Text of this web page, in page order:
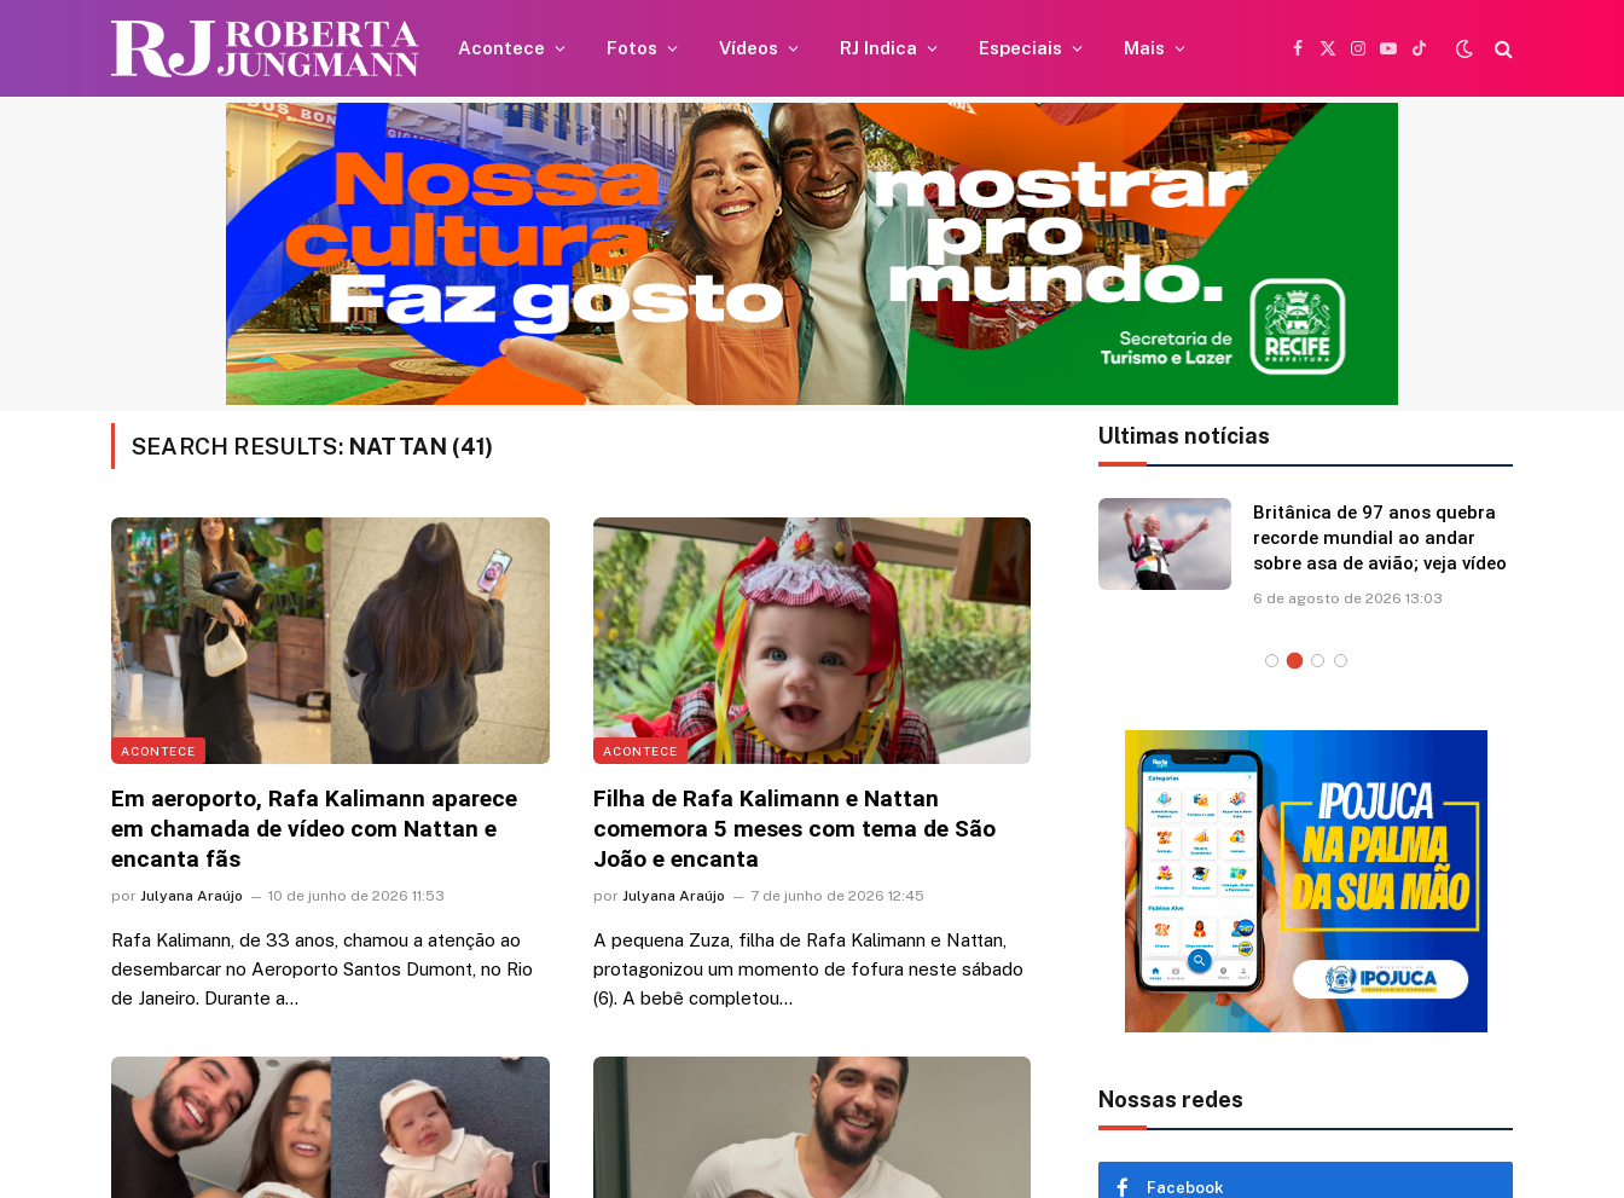
Acontece Fotos Vídeos RJ Indica Especiais Mais
Facebook
X
Instagram
YouTubeTikTok
SEARCH RESULTS: NATTAN (41)
ACONTECE
Em aeroporto, Rafa Kalimann aparece
em chamada de vídeo com Nattan e
encanta fãs
por Julyana Araújo 10 de junho de 2026 11:53
Rafa Kalimann, de 33 anos, chamou a atenção ao
desembarcar no Aeroporto Santos Dumont, no Rio
de Janeiro. Durante a…
ACONTECE
Filha de Rafa Kalimann e Nattan
comemora 5 meses com tema de São
João e encanta
por Julyana Araújo 7 de junho de 2026 12:45
A pequena Zuza, filha de Rafa Kalimann e Nattan,
protagonizou um momento de fofura neste sábado
(6). A bebê completou…
Ultimas notícias
Shawn Mendes faz
declaração para Bruna
Marquezine: “Você mudou
minha vida”
5 de agosto de 2026 12:35
Alice Carvalho fala sobre sua
relação com Anitta: “Minha
intimidade”
6 de agosto de 2026 17:32
Britânica de 97 anos quebra
recorde mundial ao andar
sobre asa de avião; veja vídeo
6 de agosto de 2026 13:03
Nossas redes
Facebook